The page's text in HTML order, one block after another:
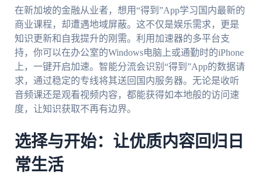
在新加坡的金融从业者，想用“得到”App学习国内最新的
商业课程，却遭遇地域屏蔽。这不仅是娱乐需求，更是
知识更新和自我提升的刚需。利用加速器的多平台支
持，你可以在办公室的Windows电脑上或通勤时的iPhone
上，一键开启加速。智能分流会识别“得到”App的数据请
求，通过稳定的专线将其送回国内服务器。无论是收听
音频课还是观看视频内容，都能获得如本地般的访问速
度，让知识获取不再有边界。
选择与开始：让优质内容回归日
常生活